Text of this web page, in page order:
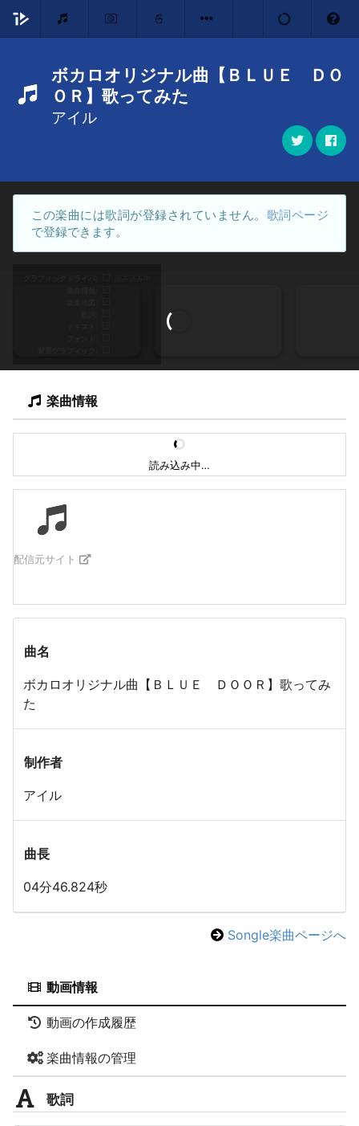
ボカロオリジナル曲【ＢＬＵＥ ＤＯ
ＯＲ】歌ってみた
アイル
この楽曲には歌詞が登録されていません。 歌詞ページ
で登録できます。
楽曲情報
読み込み中…
配信元サイト
曲名
ボカロオリジナル曲【ＢＬＵＥ ＤＯＯＲ】歌ってみ
た
制作者
アイル
曲長
04分46.824秒
Songle楽曲ページへ
動画情報
動画の作成履歴
楽曲情報の管理
歌詞